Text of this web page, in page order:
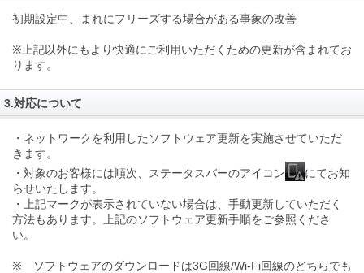
初期設定中、まれにフリーズする場合がある事象の改善
※上記以外にもより快適にご利用いただくための更新が含まれてお
ります。
3.対応について
・ネットワークを利用したソフトウェア更新を実施させていただ
きます。
・対象のお客様には順次、ステータスバーのアイコン
にてお知
らせいたします。
・上記マークが表示されていない場合は、手動更新していただく
方法もあります。上記のソフトウェア更新手順をご参照くださ
い。
※ ソフトウェアのダウンロードは3G回線/Wi-Fi回線のどちらでも